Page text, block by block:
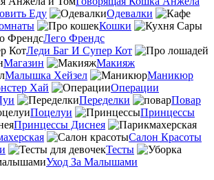
Еду
Одевалки
Кошки
Лего Френдс
Леди Баг И Супер Кот
Магазин
Макияж
Малышка Хейзел
Маникюр
Хай
Операции
Переделки
Повар
Поцелуи
Принцессы
Принцессы Диснея
Салон Красоты
Тесты
Уход За Малышами